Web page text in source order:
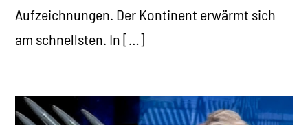
Aufzeichnungen. Der Kontinent erwärmt sich
am schnellsten. In […]